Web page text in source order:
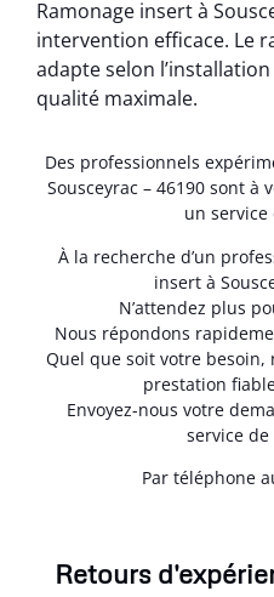
Ramonage insert à
intervention efficace. Le
adapte selon
qualité maximale.
Des professionnels
Sousceyrac – 46190 sont
un
À la recherche d’un
insert à
N’attendez plus
Nous répondons
Quel que soit votre besoin,
prestation
Envoyez-nous votre
service de
Par téléphone
Retours